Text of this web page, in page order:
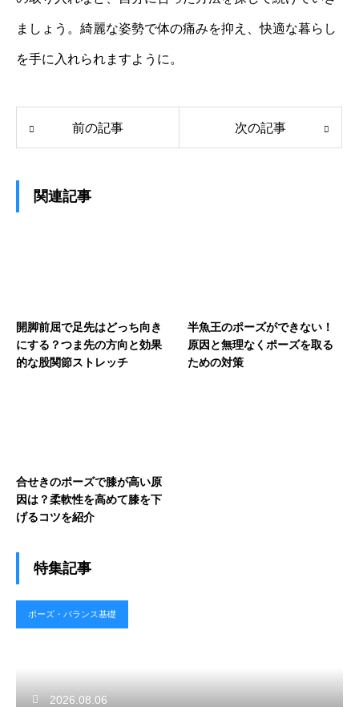
ましょう。綺麗な姿勢で体の痛みを抑え、快適な暮らし
を手に入れられますように。
前の記事 次の記事
関連記事
開脚前屈で足先はどっち向き
にする？つま先の方向と効果
的な股関節ストレッチ
半魚王のポーズができない！
原因と無理なくポーズを取る
ための対策
合せきのポーズで膝が高い原
因は？柔軟性を高めて膝を下
げるコツを紹介
特集記事
ポーズ・バランス基礎
2026.08.06